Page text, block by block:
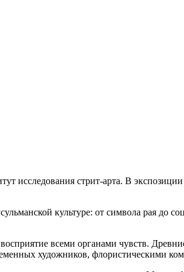
исследования стрит-арта. В
культуре: от символа рая до
всеми органами чувств.
художников, флористическими